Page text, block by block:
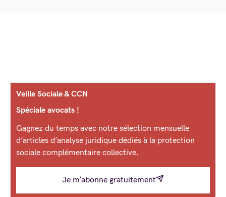
Veille Sociale & CCN
Spéciale avocats !
Gagnez du temps avec notre sélection mensuelle
d’articles d’analyse juridique dédiés à la protection
sociale complémentaire collective.
Je m’abonne gratuitement